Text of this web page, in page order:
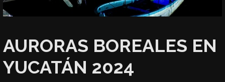
AURORAS BOREALES EN
YUCATÁN 2024